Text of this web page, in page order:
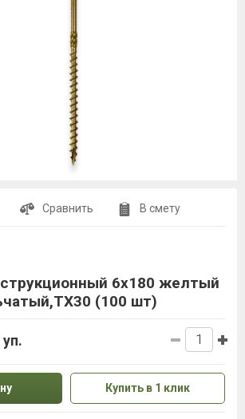
Сравнить В смету
6x180 желтый
(100 шт)
Купить в 1 клик